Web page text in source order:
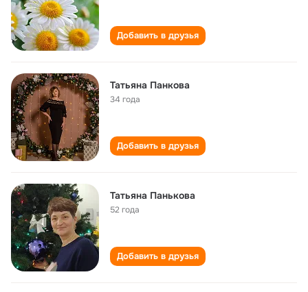
Добавить в друзья
Татьяна Панкова
34 года
Добавить в друзья
Татьяна Панькова
52 года
Добавить в друзья